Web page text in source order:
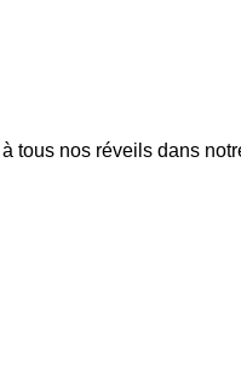
tous nos réveils dans